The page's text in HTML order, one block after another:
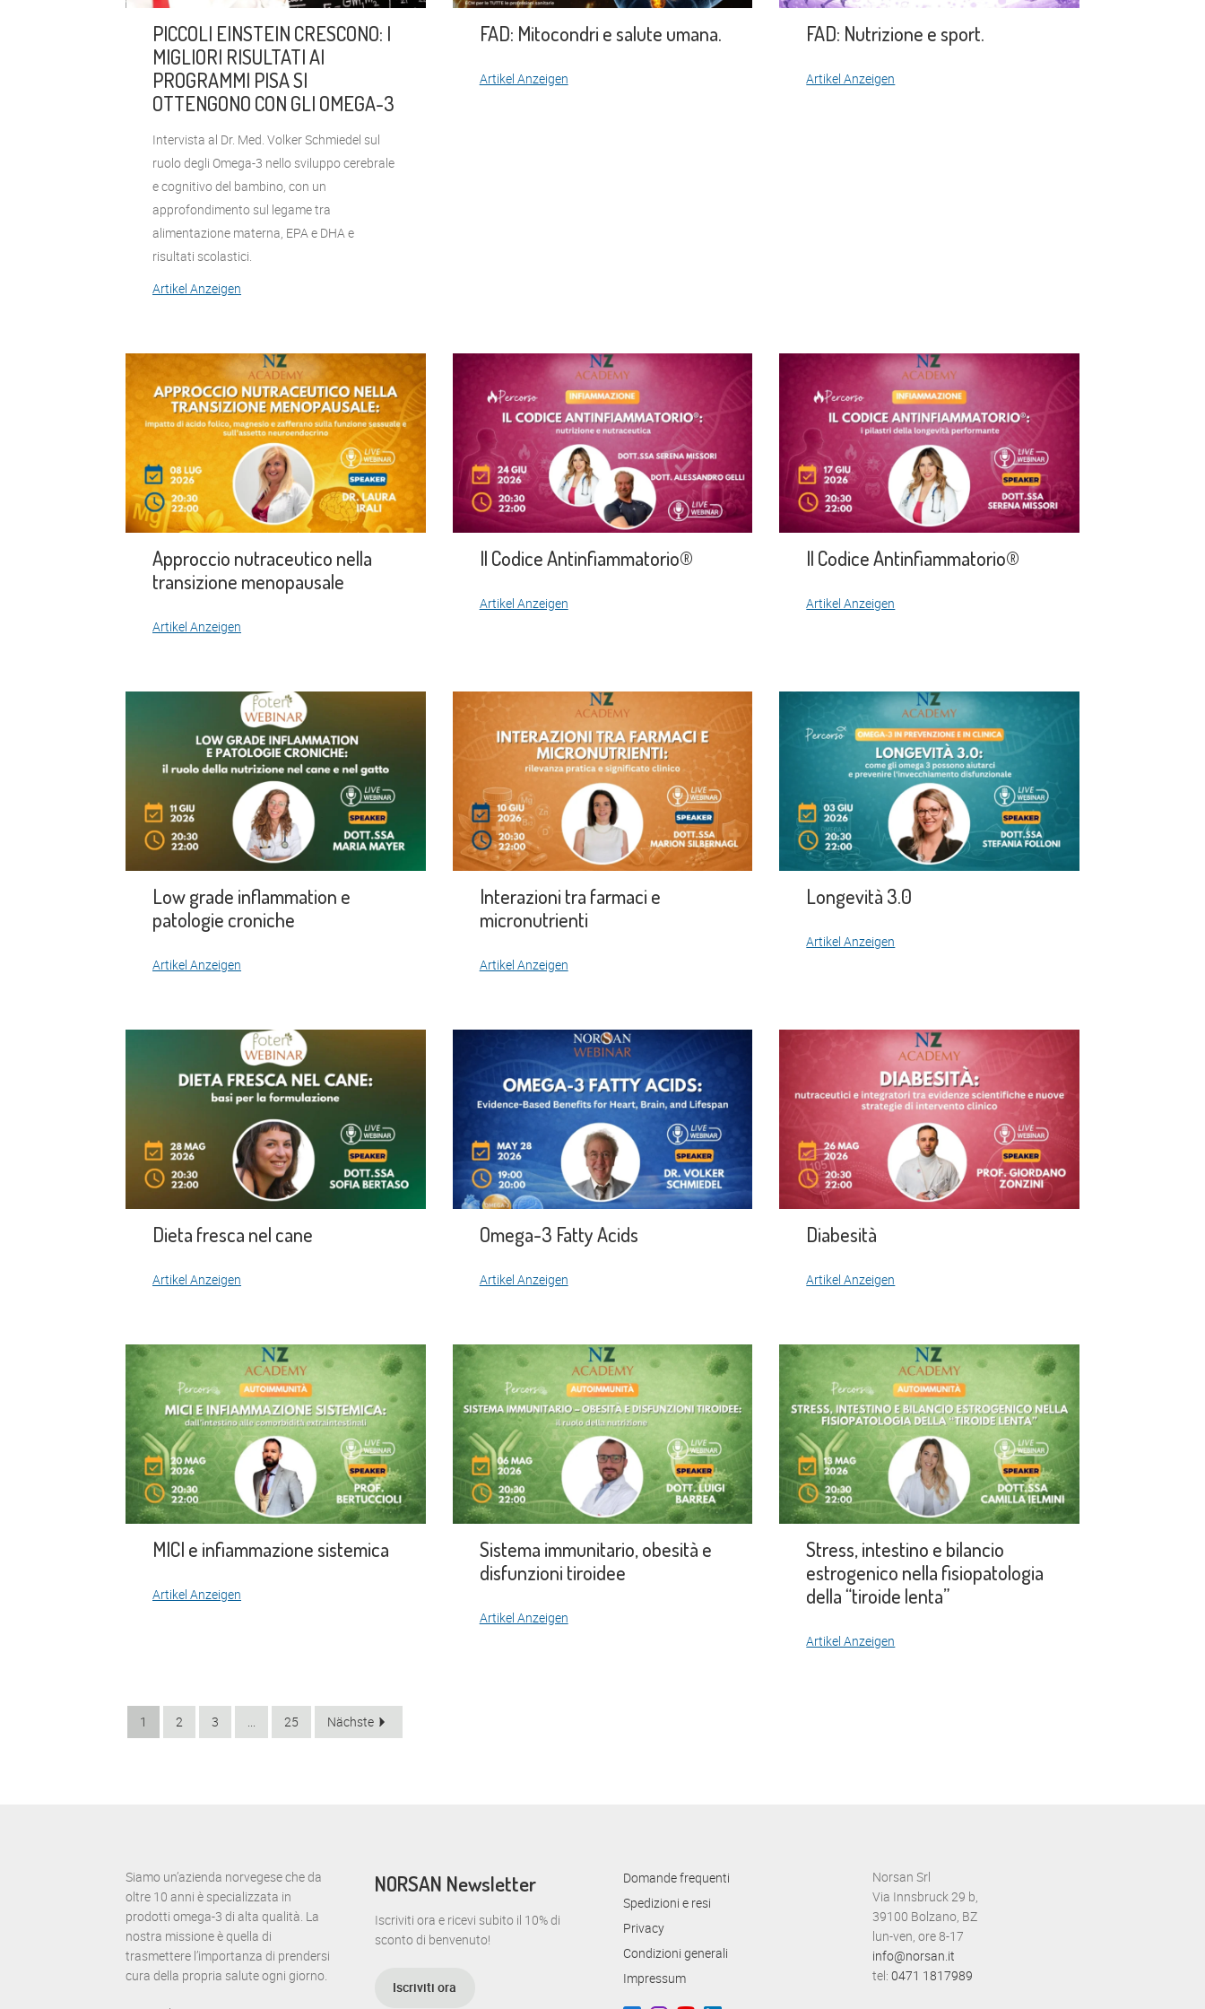
PICCOLI EINSTEIN CRESCONO: I
MIGLIORI RISULTATI AI
PROGRAMMI PISA SI
OTTENGONO CON GLI OMEGA-3
Intervista al Dr. Med. Volker Schmiedel sul
ruolo degli Omega-3 nello sviluppo cerebrale
e cognitivo del bambino, con un
approfondimento sul legame tra
alimentazione materna, EPA e DHA e
risultati scolastici.
Artikel Anzeigen
FAD: Mitocondri e salute umana.
Artikel Anzeigen
FAD: Nutrizione e sport.
Artikel Anzeigen
Approccio nutraceutico nella
transizione menopausale
Artikel Anzeigen
Il Codice Antinfiammatorio®
Artikel Anzeigen
Il Codice Antinfiammatorio®
Artikel Anzeigen
Low grade inflammation e
patologie croniche
Artikel Anzeigen
Interazioni tra farmaci e
micronutrienti
Artikel Anzeigen
Longevità 3.0
Artikel Anzeigen
Dieta fresca nel cane
Artikel Anzeigen
Omega-3 Fatty Acids
Artikel Anzeigen
Diabesità
Artikel Anzeigen
MICI e infiammazione sistemica
Artikel Anzeigen
Sistema immunitario, obesità e
disfunzioni tiroidee
Artikel Anzeigen
Stress, intestino e bilancio
estrogenico nella fisiopatologia
della “tiroide lenta”
Artikel Anzeigen
1 2 3 ... 25 Nächste
Siamo un’azienda norvegese che da
oltre 10 anni è specializzata in
prodotti omega-3 di alta qualità. La
nostra missione è quella di
trasmettere l’importanza di prendersi
cura della propria salute ogni giorno.
NORSAN Newsletter
Iscriviti ora e ricevi subito il 10% di
sconto di benvenuto!
Iscriviti ora
Domande frequenti
Spedizioni e resi
Privacy
Condizioni generali
Impressum
Norsan Srl
Via Innsbruck 29 b,
39100 Bolzano, BZ
lun-ven, ore 8-17
info@norsan.it
tel: 0471 1817989